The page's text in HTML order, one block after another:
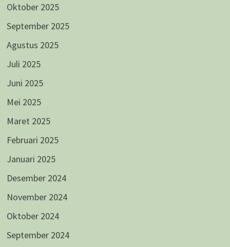
Oktober 2025
September 2025
Agustus 2025
Juli 2025
Juni 2025
Mei 2025
Maret 2025
Februari 2025
Januari 2025
Desember 2024
November 2024
Oktober 2024
September 2024